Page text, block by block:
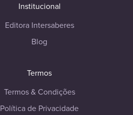
Institucional
Editora Intersaberes
Blog
Termos
Termos & Condições
Política de Privacidade